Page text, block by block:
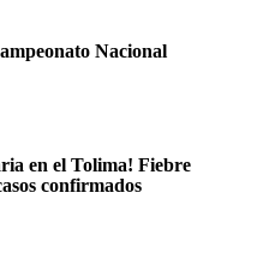
Nacional
en el Tolima! Fiebre
confirmados